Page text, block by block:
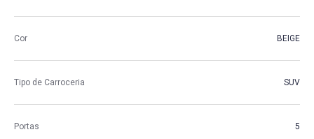
Cor BEIGE
Tipo de Carroceria SUV
Portas 5